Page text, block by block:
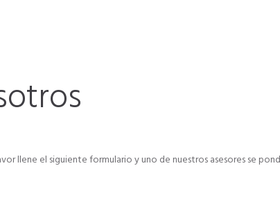
llene el siguiente formulario y uno de nuestros asesores se